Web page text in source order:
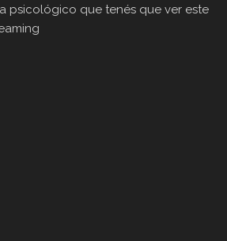
psicológico que tenés que ver este